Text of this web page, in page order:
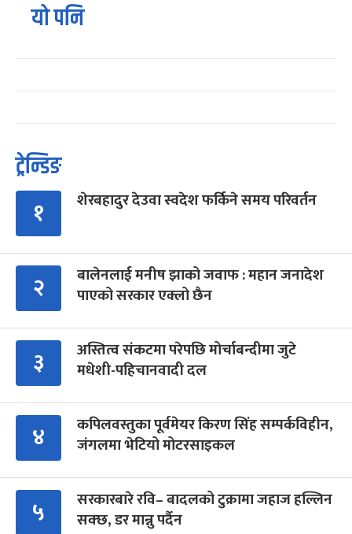
यो पनि
ट्रेन्डिङ
१ शेरबहादुर देउवा स्वदेश फर्किने समय परिवर्तन
२
बालेनलाई मनीष झाको जवाफ : महान जनादेश
पाएको सरकार एक्लो छैन
३
अस्तित्व संकटमा परेपछि मोर्चाबन्दीमा जुटे
मधेशी-पहिचानवादी दल
४
कपिलवस्तुका पूर्वमेयर किरण सिंह सम्पर्कविहीन,
जंगलमा भेटियो मोटरसाइकल
५
सरकारबारे रवि– बादलको टुक्रामा जहाज हल्लिन
सक्छ, डर मान्नु पर्दैन